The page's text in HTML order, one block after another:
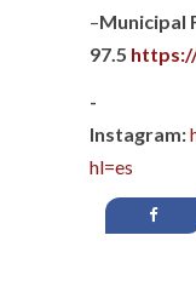
–Municipal
97.5
-
Instagram:
hl=es